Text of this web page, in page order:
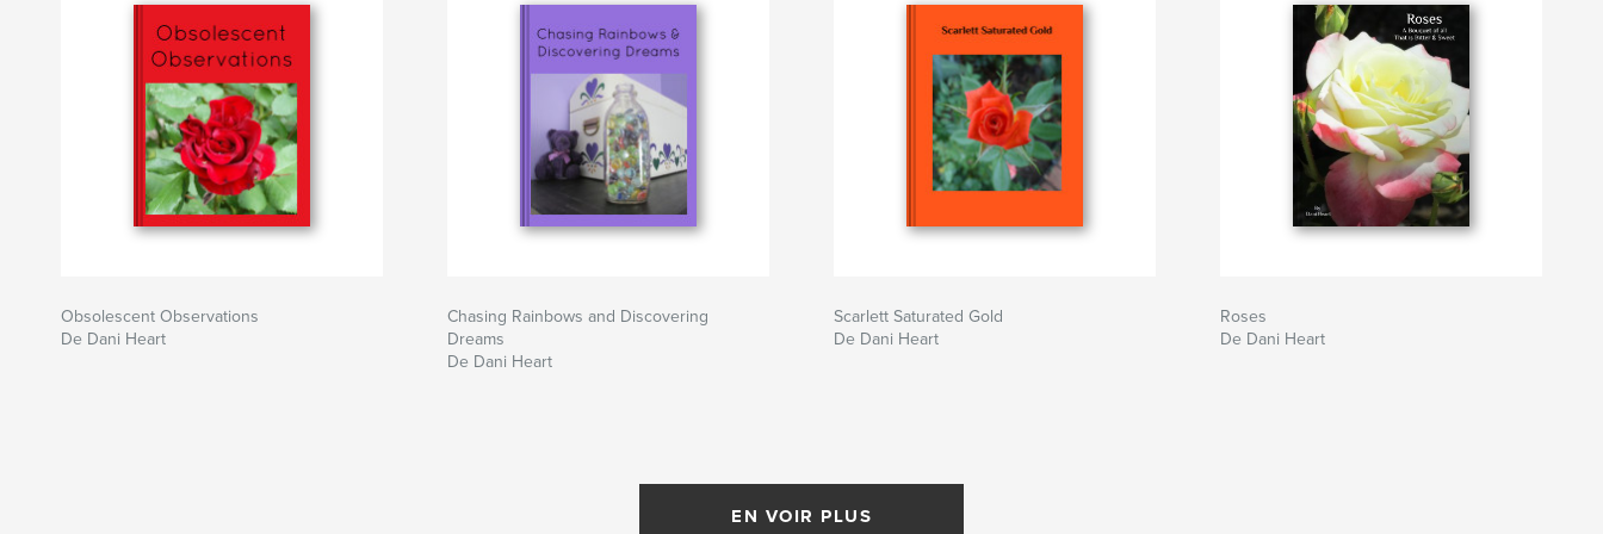
Obsolescent Observations
De Dani Heart
Chasing Rainbows and Discovering
Dreams
De Dani Heart
Scarlett Saturated Gold
De Dani Heart
Roses
De Dani Heart
EN VOIR PLUS